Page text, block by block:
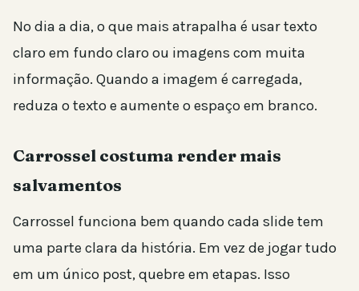
No dia a dia, o que mais atrapalha é usar texto
claro em fundo claro ou imagens com muita
informação. Quando a imagem é carregada,
reduza o texto e aumente o espaço em branco.
Carrossel costuma render mais
salvamentos
Carrossel funciona bem quando cada slide tem
uma parte clara da história. Em vez de jogar tudo
em um único post, quebre em etapas. Isso